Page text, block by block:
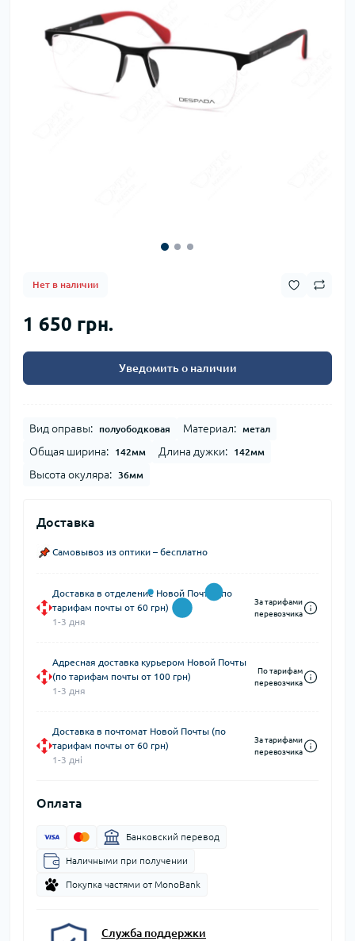
Нет в наличии
1 650 грн.
Уведомить о наличии
Вид оправы: полуободковая Материал: метал
Общая ширина: 142мм Длина дужки: 142мм
Высота окуляра: 36мм
Доставка
Самовывоз из оптики – бесплатно
Доставка в отделение Новой Почты (по
тарифам почты от 60 грн)
1-3 дня
За тарифами
перевозчика
Адресная доставка курьером Новой Почты
(по тарифам почты от 100 грн)
1-3 дня
По тарифам
перевозчика
Доставка в почтомат Новой Почты (по
тарифам почты от 60 грн)
1-3 дні
За тарифами
перевозчика
Оплата
Банковский перевод
Наличными при получении
Покупка частями от MonoBank
Служба поддержки